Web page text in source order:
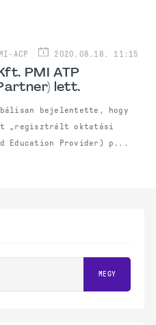
ACP 2020.08.18. 11:15
PMI ATP
lett.
bejelentette, hogy
„regisztrált oktatási
Education Provider) p...
MEGY